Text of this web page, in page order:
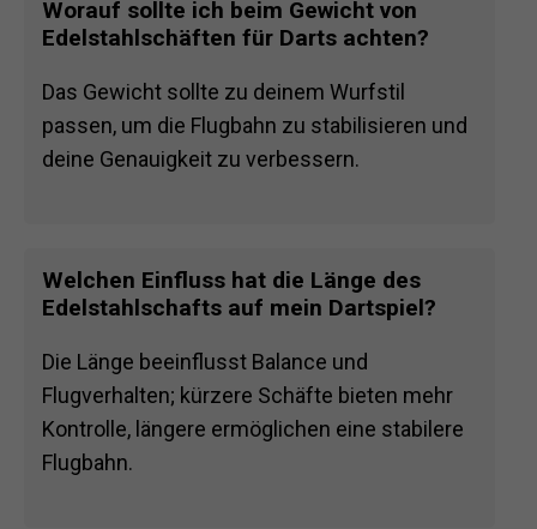
Worauf sollte ich beim Gewicht von
Edelstahlschäften für Darts achten?
Das Gewicht sollte zu deinem Wurfstil
passen, um die Flugbahn zu stabilisieren und
deine Genauigkeit zu verbessern.
Welchen Einfluss hat die Länge des
Edelstahlschafts auf mein Dartspiel?
Die Länge beeinflusst Balance und
Flugverhalten; kürzere Schäfte bieten mehr
Kontrolle, längere ermöglichen eine stabilere
Flugbahn.